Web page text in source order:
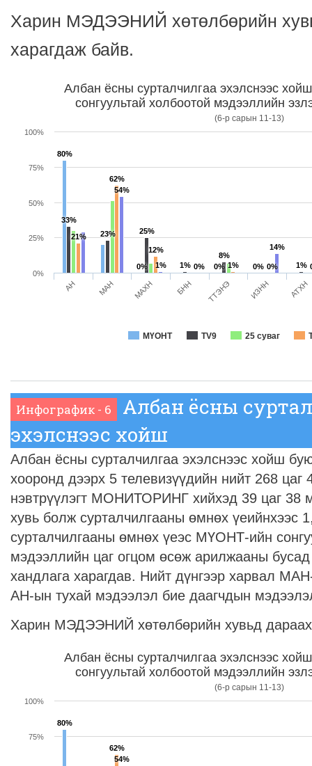
Харин МЭДЭЭНИЙ хөтөлбөрийн
харагдаж байв.
Албан ёсны сурталчилгаа эхэлснээс
сонгуультай холбоотой мэдээллийн
(6-р сарын 11-13)
80%
0% 0% 0%
33%
23%
25%
1%
8%
1%
21%
62%
12%
1%
0%
54%
1% 0%
14%
МҮОНТ TV9 25 суваг
АН МАН МАХН БНН ТТЭНЭ ИЗНН АТХН
0%
25%
50%
75%
100%
Инфографик - 6
Албан ёсны
эхэлснээс хойш
Албан ёсны сурталчилгаа эхэлснээс хойш
хооронд дээрх 5 телевизүүдийн нийт 268 цаг
нэвтрүүлэгт МОНИТОРИНГ хийхэд 39 цаг 38
хувь болж сурталчилгааны өмнөх үеийнхээс
сурталчилгааны өмнөх үеэс МҮОНТ-ийн
мэдээллийн цаг огцом өсөж арилжааны бусад
хандлага харагдав. Нийт дүнгээр харвал
АН-ын тухай мэдээлэл бие даагчдын
Харин МЭДЭЭНИЙ хөтөлбөрийн хувьд дараах
Албан ёсны сурталчилгаа эхэлснээс
сонгуультай холбоотой мэдээллийн
(6-р сарын 11-13)
80%
62%
54%
75%
100%